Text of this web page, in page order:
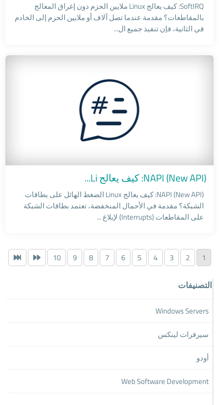
SoftIRQ: كيف يعالج Linux ملايين الحزم دون إغراق المعالج
بالمقاطعات؟ مقدمة عندما تصل آلاف أو ملايين الحزم إلى الخادم
في الثانية، فإن تنفيذ جميع ال...
NAPI (New API): كيف يعالج Li...
NAPI (New API): كيف يعالج Linux الضغط الهائل على بطاقات
الشبكة؟ مقدمة في الأحمال المنخفضة، تعتمد بطاقات الشبكة
على المقاطعات (Interrupts) لإبلاغ ...
1
2
3
4
5
6
7
8
9
10
التصنيفات
Windows Servers
سيرفرات لينكس
أودو
Web Software Development